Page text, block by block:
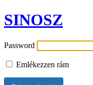
SINOSZ
Password
Emlékezzen rám